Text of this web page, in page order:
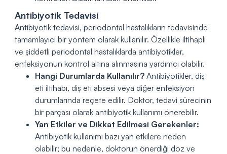
Antibiyotik Tedavisi
Antibiyotik tedavisi, periodontal hastalıkların tedavisinde
tamamlayıcı bir yöntem olarak kullanılır. Özellikle iltihaplı
ve şiddetli periodontal hastalıklarda antibiyotikler,
enfeksiyonun kontrol altına alınmasına yardımcı olabilir.
Hangi Durumlarda Kullanılır? Antibiyotikler, diş
eti iltihabı, diş eti absesi veya diğer enfeksiyon
durumlarında reçete edilir. Doktor, tedavi sürecinin
bir parçası olarak antibiyotik kullanımı önerebilir.
Yan Etkiler ve Dikkat Edilmesi Gerekenler:
Antibiyotik kullanımı bazı yan etkilere neden
olabilir; bu nedenle, doktorun önerdiği doz ve